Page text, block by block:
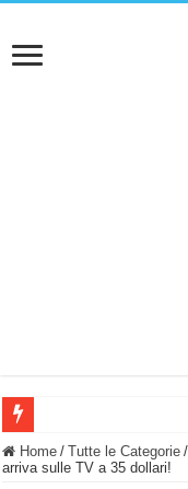
BASTA FATICARE! Questo
Home / Tutte le Categorie /
arriva sulle TV a 35 dollari!